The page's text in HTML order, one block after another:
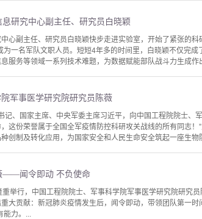
研究中心副主任、研究员白晓颖
心副主任、研究员白晓颖快步走进实验室，开始了紧张的
一名军队文职人员。短短4年多的时间里，白晓颖不仅完成
服务等领域一系列技术难题，为数据赋能部队战斗力生成作
军事医学研究院研究员陈薇
、国家主席、中央军委主席习近平，向中国工程院院士、
这份荣誉属于全国全军疫情防控科研攻关战线的所有同志！
创制及转化应用，为国家安全和人民生命安全筑起一座生物
——闻令即动 不负使命
举行，中国工程院院士、军事科学院军事医学研究院研究员
大贡献：新冠肺炎疫情发生后，闻令即动，带领团队第一时
能力。...